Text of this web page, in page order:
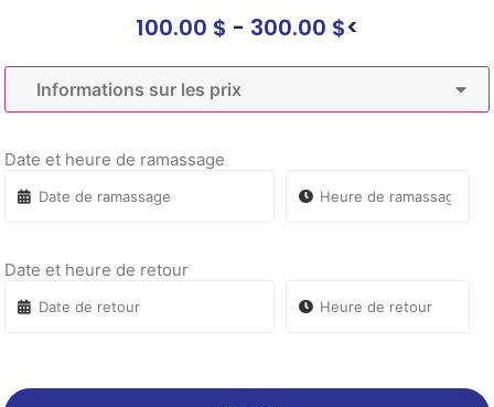
100.00 $ - 300.00 $<
Informations sur les prix
Date et heure de ramassage
Date et heure de retour